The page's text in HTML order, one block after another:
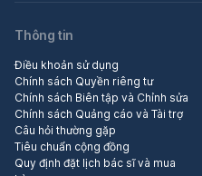
Thông tin
Điều khoản sử dụng
Chính sách Quyền riêng tư
Chính sách Biên tập và Chỉnh sửa
Chính sách Quảng cáo và Tài trợ
Câu hỏi thường gặp
Tiêu chuẩn cộng đồng
Quy định đặt lịch bác sĩ và mua